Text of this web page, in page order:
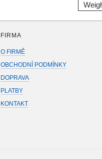
FIRMA
O FIRMĚ
OBCHODNÍ PODMÍNKY
DOPRAVA
PLATBY
KONTAKT